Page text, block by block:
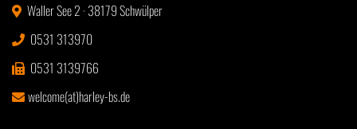
Waller See 2 · 38179 Schwülper
0531 313970
0531 3139766
welcome(at)harley-bs.de